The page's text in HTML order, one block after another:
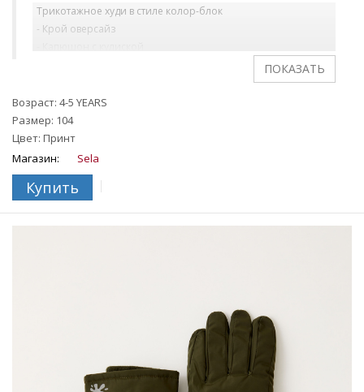
Трикотажное худи в стиле колор-блок
- Крой оверсайз
- Короткая застежка-молния с защитой подбородка
- Резинка на манжетах и по нижнему краю
На ребенке представлен размер 110.
Возраст: 4-5 YEARS
Размер: 104
Цвет: Принт
Магазин:
Sela
Купить